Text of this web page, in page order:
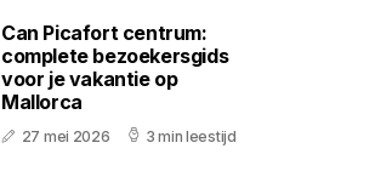
Can Picafort centrum:
complete bezoekersgids
voor je vakantie op
Mallorca
27 mei 2026 3 min leestijd